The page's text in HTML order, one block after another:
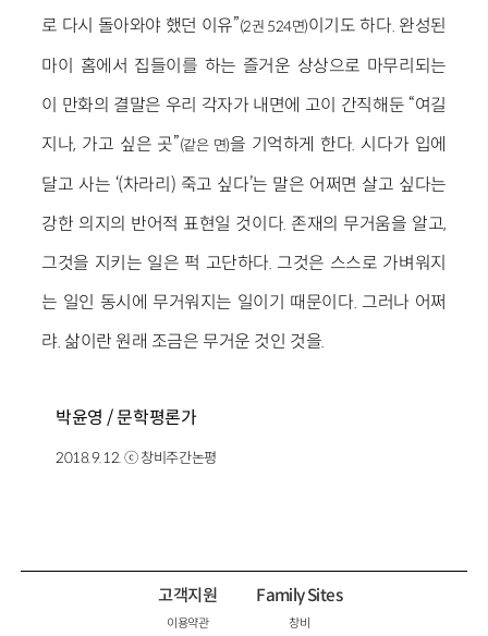
로 다시 돌아와야 했던 이유”(2권 524면)이기도 하다. 완성된
마이 홈에서 집들이를 하는 즐거운 상상으로 마무리되는
이 만화의 결말은 우리 각자가 내면에 고이 간직해둔 “여길
지나, 가고 싶은 곳”(같은 면)을 기억하게 한다. 시다가 입에
달고 사는 ‘(차라리) 죽고 싶다’는 말은 어쩌면 살고 싶다는
강한 의지의 반어적 표현일 것이다. 존재의 무거움을 알고,
그것을 지키는 일은 퍽 고단하다. 그것은 스스로 가벼워지
는 일인 동시에 무거워지는 일이기 때문이다. 그러나 어쩌
랴. 삶이란 원래 조금은 무거운 것인 것을.
박윤영 / 문학평론가
2018.9.12. ⓒ 창비주간논평
고객지원
이용약관
Family Sites
창비